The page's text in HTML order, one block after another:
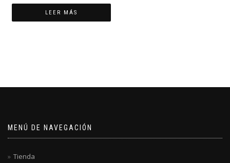
LEER MÁS
MENÚ DE NAVEGACIÓN
Tienda